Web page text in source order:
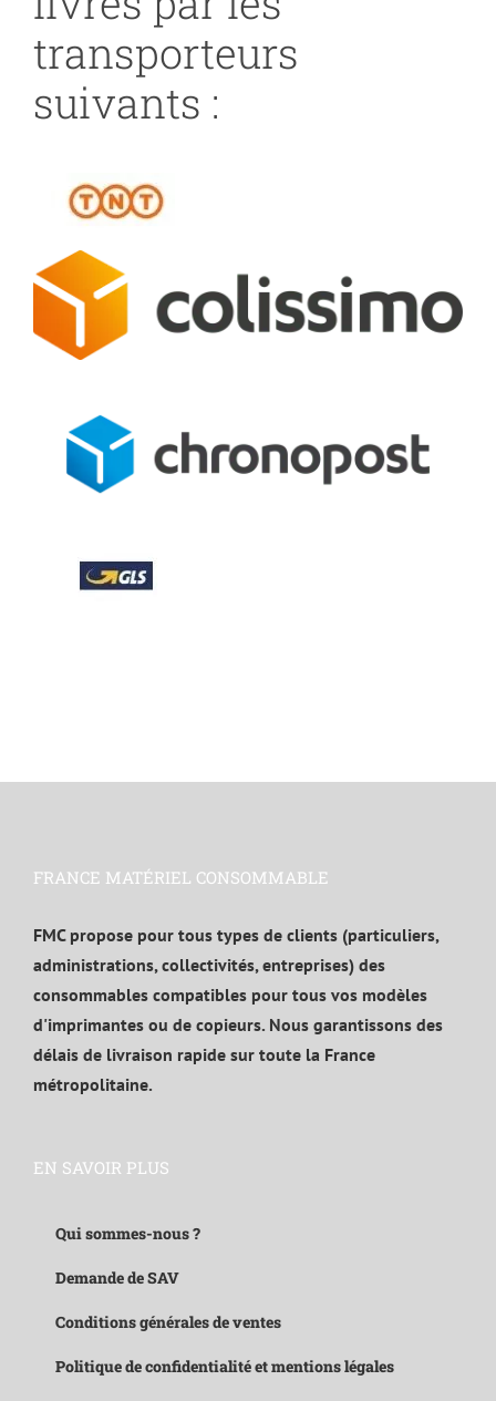
transporteurs
suivants :
FRANCE MATÉRIEL CONSOMMABLE
FMC propose pour tous types de clients (particuliers,
administrations, collectivités, entreprises) des
consommables compatibles pour tous vos modèles
d'imprimantes ou de copieurs. Nous garantissons des
délais de livraison rapide sur toute la France
métropolitaine.
EN SAVOIR PLUS
Qui sommes-nous ?
Demande de SAV
Conditions générales de ventes
Politique de confidentialité et mentions légales